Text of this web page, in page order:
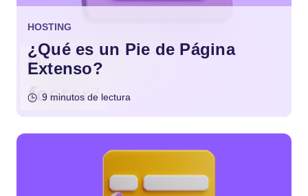
HOSTING
¿Qué es un Pie de Página
Extenso?
9 minutos de lectura